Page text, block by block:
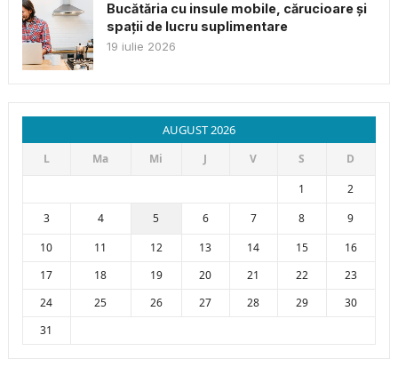
Bucătăria cu insule mobile, cărucioare și
spații de lucru suplimentare
19 iulie 2026
AUGUST 2026
L Ma Mi J V S
D
1
2
3
4 5 6 7 8
9
10
11 12 13 14 15
16
17
18 19 20 21 22
23
24
25 26 27 28 29
30
31